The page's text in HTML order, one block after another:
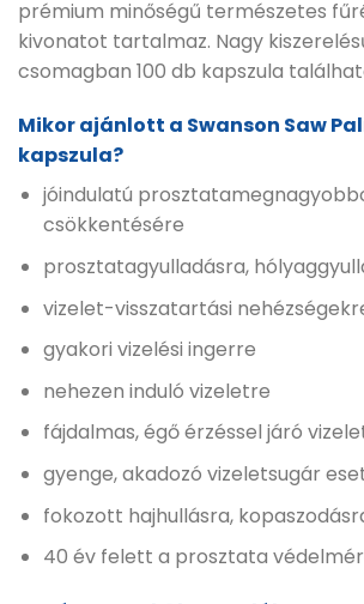
prémium minőségű természetes
kivonatot tartalmaz. Nagy
csomagban 100 db kapszula
Mikor ajánlott a Swanson Saw
kapszula?
jóindulatú
csökkentésére
prosztatagyulladásra,
vizelet-visszatartási
gyakori vizelési ingerre
nehezen induló vizeletre
fájdalmas, égő érzéssel járó
gyenge, akadozó vizeletsugár
fokozott hajhullásra,
40 év felett a prosztata